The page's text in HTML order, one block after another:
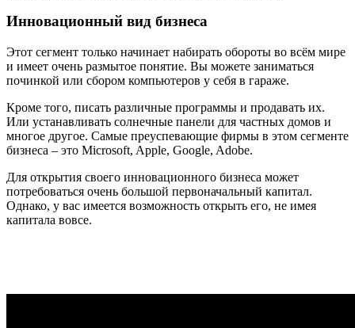
Инновационный вид бизнеса
Этот сегмент только начинает набирать обороты во всём мире
и имеет очень размытое понятие. Вы можете заниматься
починкой или сбором компьютеров у себя в гараже.
Кроме того, писать различные программы и продавать их.
Или устанавливать солнечные панели для частных домов и
многое другое. Самые преуспевающие фирмы в этом сегменте
бизнеса – это Microsoft, Apple, Google, Adobe.
Для открытия своего инновационного бизнеса может
потребоваться очень большой первоначальный капитал.
Однако, у вас имеется возможность открыть его, не имея
капитала вовсе.